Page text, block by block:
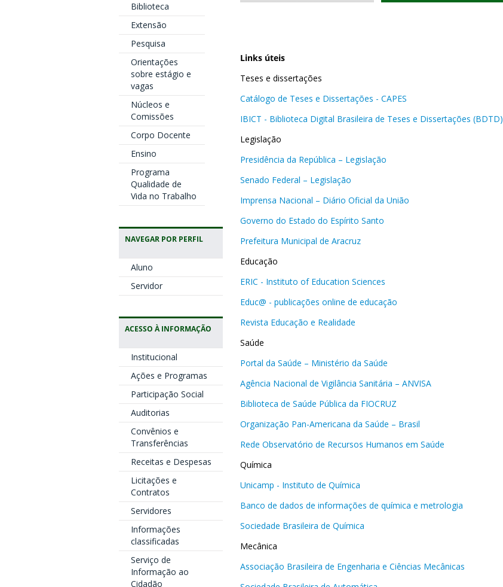
Biblioteca
Extensão
Pesquisa
Orientações
sobre estágio e
vagas
Núcleos e
Comissões
Corpo Docente
Ensino
Programa
Qualidade de
Vida no Trabalho
NAVEGAR POR PERFIL
Aluno
Servidor
ACESSO À INFORMAÇÃO
Institucional
Ações e Programas
Participação Social
Auditorias
Convênios e
Transferências
Receitas e Despesas
Licitações e
Contratos
Servidores
Informações
classificadas
Serviço de
Informação ao
Cidadão
Links úteis
Teses e dissertações
Catálogo de Teses e Dissertações - CAPES
IBICT - Biblioteca Digital Brasileira de Teses e Dissertações (BDTD)
Legislação
Presidência da República – Legislação
Senado Federal – Legislação
Imprensa Nacional – Diário Oficial da União
Governo do Estado do Espírito Santo
Prefeitura Municipal de Aracruz
Educação
ERIC - Instituto of Education Sciences
Educ@ - publicações online de educação
Revista Educação e Realidade
Saúde
Portal da Saúde – Ministério da Saúde
Agência Nacional de Vigilância Sanitária – ANVISA
Biblioteca de Saúde Pública da FIOCRUZ
Organização Pan-Americana da Saúde – Brasil
Rede Observatório de Recursos Humanos em Saúde
Química
Unicamp - Instituto de Química
Banco de dados de informações de química e metrologia
Sociedade Brasileira de Química
Mecânica
Associação Brasileira de Engenharia e Ciências Mecânicas